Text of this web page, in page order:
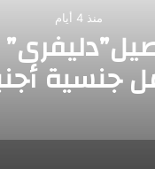
منذ 4 أيام
جنسية